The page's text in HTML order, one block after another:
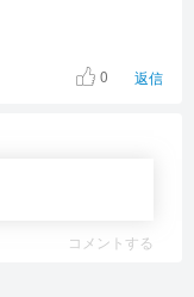
0
返信
コメントする